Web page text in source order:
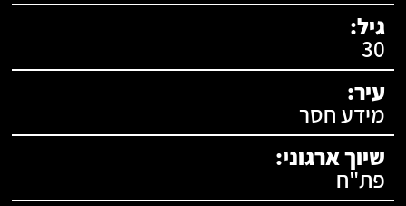
גיל:
30
עיר:
מידע חסר
שיוך ארגוני:
פת"ח